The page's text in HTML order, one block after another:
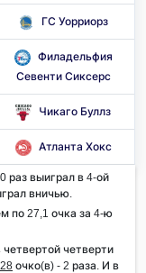
ГС Уорриорз
Филадельфия
Севенти Сиксерс
Чикаго Буллз
Атланта Хокс
раз выиграл в 4-ой
вничью.
по 27,1 очка за 4-ю
четверти
28 очко(в) - 2 раза. И в